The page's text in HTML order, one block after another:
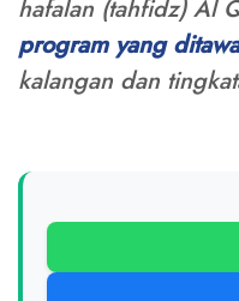
hafalan (tahfidz) Al
program yang
kalangan dan